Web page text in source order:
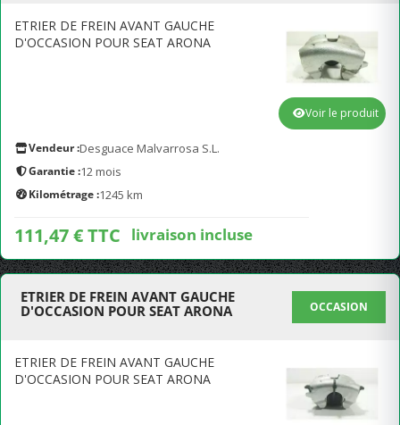
ETRIER DE FREIN AVANT GAUCHE
D'OCCASION POUR SEAT ARONA
Vendeur :Desguace Malvarrosa S.L.
Garantie :12 mois
Kilométrage :1245 km
111,47 € TTC livraison incluse
Voir le produit
ETRIER DE FREIN AVANT GAUCHE
D'OCCASION POUR SEAT ARONA
OCCASION
ETRIER DE FREIN AVANT GAUCHE
D'OCCASION POUR SEAT ARONA